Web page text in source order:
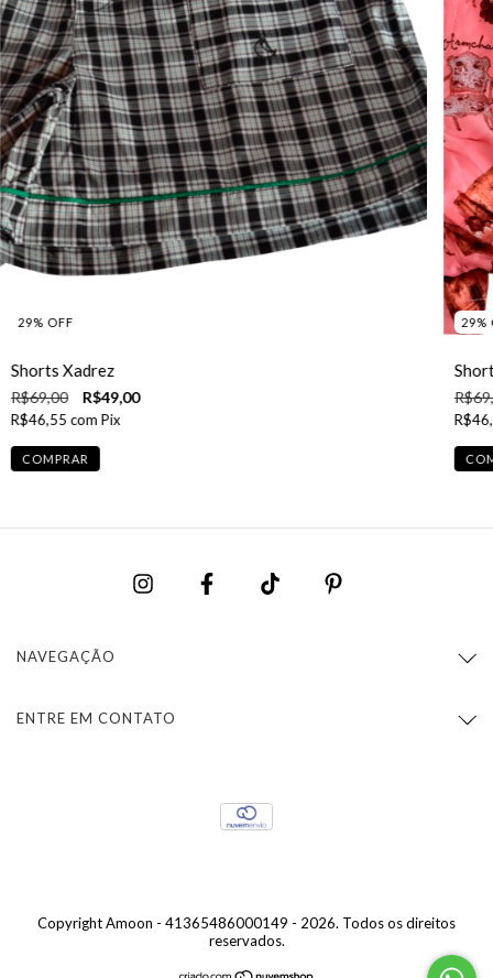
29% OFF
Shorts Xadrez
R$69,00 R$49,00
R$46,55 com Pix
COMPRAR
29%
NAVEGAÇÃO
ENTRE EM CONTATO
Copyright Amoon - 41365486000149 - 2026. Todos os direitos
reservados.